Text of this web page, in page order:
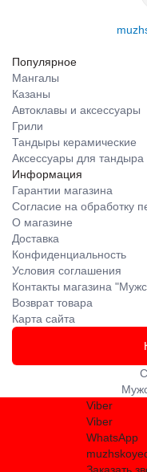
Популярное
Мангалы
Казаны
Автоклавы и аксессуары
Грили
Тандыры керамические
Аксессуары для тандыра
Информация
Гарантии магазина
Согласие на обработку
О магазине
Доставка
Конфиденциальность
Условия соглашения
Контакты магазина
Возврат товара
Карта сайта
Viber
Viber
WhatsApp